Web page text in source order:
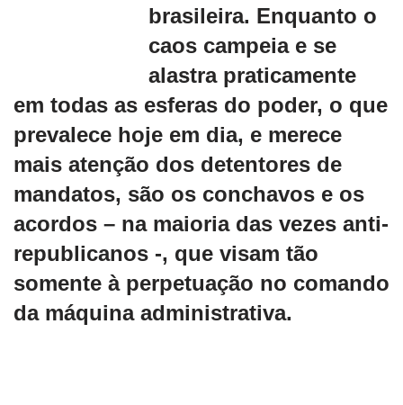
brasileira. Enquanto o
caos campeia e se
alastra praticamente
em todas as esferas do poder, o que
prevalece hoje em dia, e merece
mais atenção dos detentores de
mandatos, são os conchavos e os
acordos – na maioria das vezes anti-
republicanos -, que visam tão
somente à perpetuação no comando
da máquina administrativa.